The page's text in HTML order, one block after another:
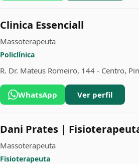
Clinica Essenciall
Massoterapeuta
Policlínica
R. Dr. Mateus Romeiro, 144 - Centro,
WhatsApp Ver perfil
Dani Prates |
Massoterapeuta
Fisioterapeuta